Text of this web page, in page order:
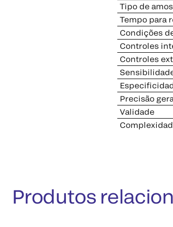
Tipo de
Tempo para
Condições
Controles
Controles
Precisão
Validade
Produtos